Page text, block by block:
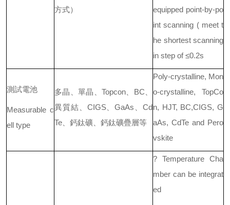
方式）
equipped point-by-po
int scanning ( meet t
he shortest scanning
in step of ≤0.2s
測試電池
Measurable c
ell type
多晶、單晶、Topcon、BC、
異質結、CIGS、GaAs、Cd
Te、鈣鈦礦、鈣鈦礦疊層等
Poly-crystalline, Mon
o-crystalline, TopCo
n, HJT, BC,CIGS, G
aAs, CdTe and Pero
vskite
? Temperature Cha
mber can be integrat
ed